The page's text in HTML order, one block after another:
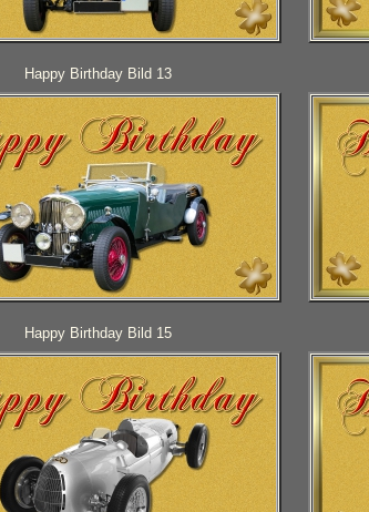
Happy Birthday Bild 13
Happy Birthday Bild 15